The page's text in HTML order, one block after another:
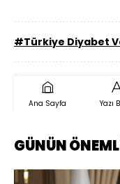
#Türkiye Diyabet
Ana Sayfa Yazı
GÜNÜN